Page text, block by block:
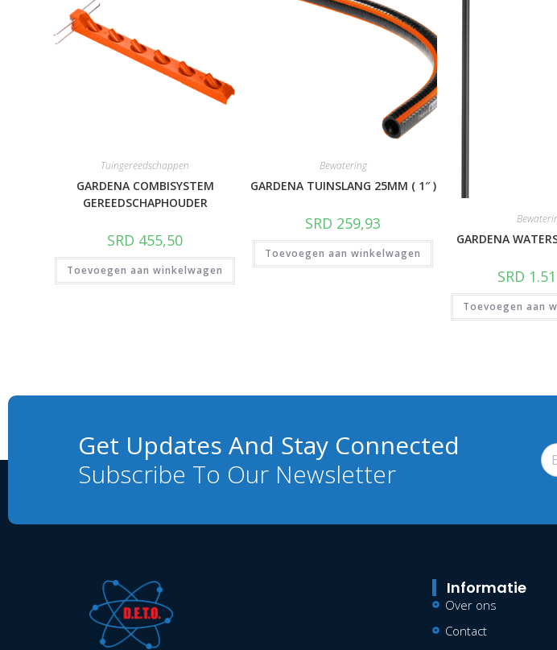
Tuingereedschappen
GARDENA COMBISYSTEM
GEREEDSCHAPHOUDER
SRD 455,50
Toevoegen aan winkelwagen
Bewatering
GARDENA TUINSLANG 25MM ( 1″ )
SRD 259,93
Toevoegen aan winkelwagen
GARDENA
SRD
Toevoegen aan
Get Updates And Stay Connected
Subscribe To Our Newsletter
Informatie
Over ons
Contact